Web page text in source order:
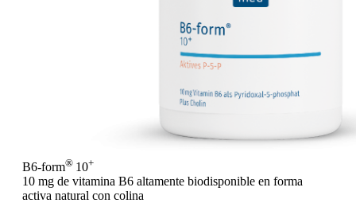
B6-form® 10+
10 mg de vitamina B6 altamente biodisponible en forma
activa natural con colina